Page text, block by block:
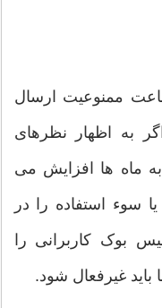
ممنوعیت ارسال
به اظهار نظرهای
به ماه ها افزایش می
سوء استفاده را در
بوک کاربرانی را
غیرفعال شود.